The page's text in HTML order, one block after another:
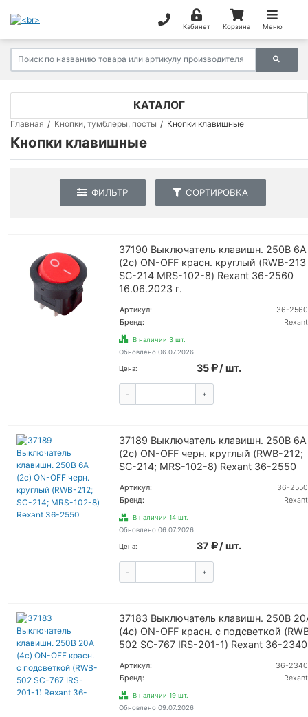
Кабинет Корзина Меню
Главная Кнопки, тумблеры, посты Кнопки клавишные
Кнопки клавишные
ФИЛЬТР СОРТИРОВКА
37190 Выключатель клавишн. 250В 6А
(2с) ON-OFF красн. круглый (RWB-213
SC-214 MRS-102-8) Rexant 36-2560
16.06.2023 г.
Артикул:
36-2560
Бренд:
Rexant
В наличии 3 шт.
Обновлено 06.07.2026
Цена: 35 / шт.
- +
37189 Выключатель клавишн. 250В 6А
(2с) ON-OFF черн. круглый (RWB-212;
SC-214; MRS-102-8) Rexant 36-2550
Артикул:
36-2550
Бренд:
Rexant
В наличии 14 шт.
Обновлено 06.07.2026
Цена: 37 / шт.
- +
37183 Выключатель клавишн. 250В
(4с) ON-OFF красн. с подсветкой
502 SC-767 IRS-201-1) Rexant 36-2340
Артикул:
36-2340
Бренд:
Rexant
В наличии 19 шт.
Обновлено 09.07.2026
КАТАЛОГ